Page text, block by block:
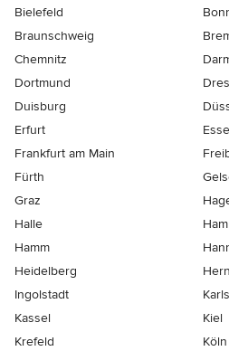
Bielefeld
Braunschweig
Chemnitz
Dortmund
Duisburg
Erfurt
Frankfurt am Main
Fürth
Graz
Halle
Hamm
Heidelberg
Ingolstadt
Kassel
Kiel
Krefeld
Köln